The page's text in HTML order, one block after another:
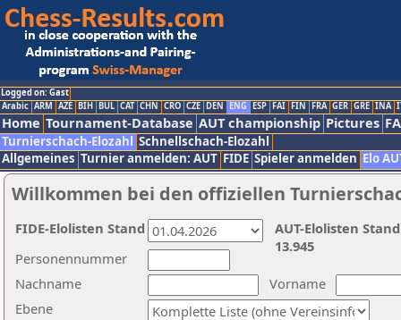
Logged on: Gast
Arabic ARM AZE BIH BUL CAT CHN CRO CZE DEN ENG ESP FAI FIN FRA GER GRE INA
Home Tournament-Database AUT championship Pictures
Turnierschach-Elozahl Schnellschach-Elozahl
Allgemeines Turnier anmelden: AUT FIDE Spieler anmelden Elo
Willkommen bei den offiziellen
Nachname
Vorname
Ebene
Personennummer
AUT-Elolisten
13.945
FIDE-Elolisten Stand